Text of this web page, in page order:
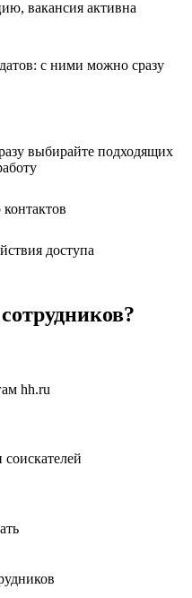
вакансия активна
с ними можно сразу
выбирайте подходящих
доступа
hh.ru